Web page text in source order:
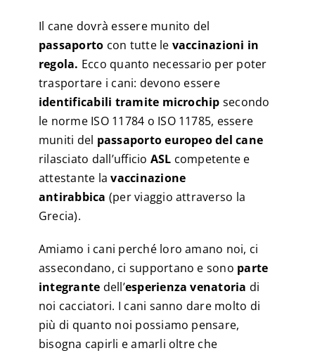
Il cane dovrà essere munito del
passaporto con tutte le vaccinazioni in
regola. Ecco quanto necessario per poter
trasportare i cani: devono essere
identificabili tramite microchip secondo
le norme ISO 11784 o ISO 11785, essere
muniti del passaporto europeo del cane
rilasciato dall’ufficio ASL competente e
attestante lavaccinazione
antirabbica (per viaggio attraverso la
Grecia).
Amiamo i cani perché loro amano noi, ci
assecondano, ci supportano e sono parte
integrante dell’esperienza venatoria di
noi cacciatori. I cani sanno dare molto di
più di quanto noi possiamo pensare,
bisogna capirli e amarli oltre che